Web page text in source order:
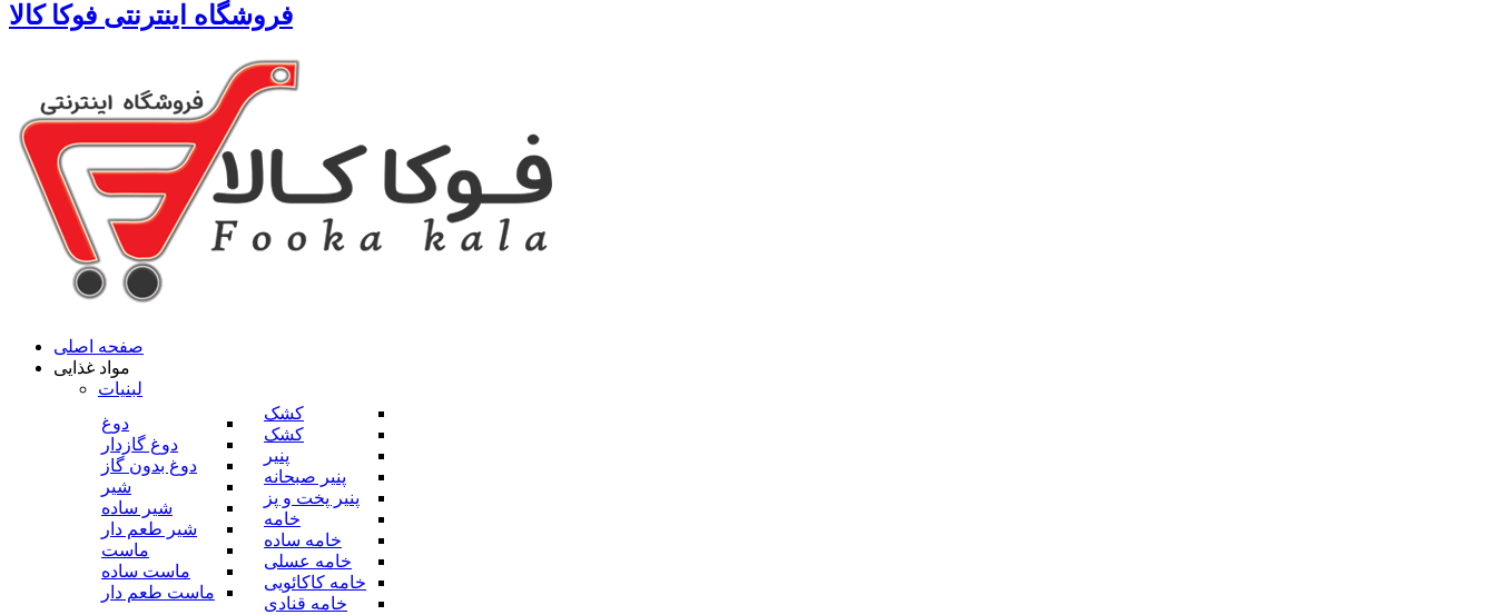
فروشگاه اینترنتی فوکا کالا
صفحه اصلی
مواد غذایی
لبنیات
کشک
کشک
پنیر
پنیر صبحانه
پنیر پخت و پز
خامه
خامه ساده
خامه عسلی
خامه کاکائویی
خامه قنادی
دوغ
دوغ گازدار
دوغ بدون گاز
شیر
شیر ساده
شیر طعم دار
ماست
ماست ساده
ماست طعم دار